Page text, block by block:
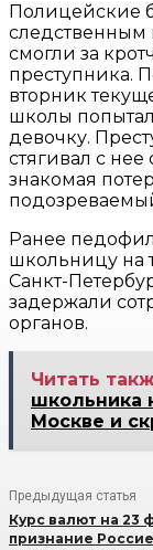
Полицейские
смогли за
преступника.
вторник
школы
девочку.
стягивал с
знакомая
Ранее
школьницу на
Санкт-
задержали
органов.
Читать
школьника
Москве и
Предыдущая статья
Курс валют на 23
признание